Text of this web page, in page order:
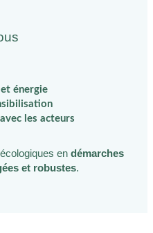
énergie
les acteurs
en démarches
et robustes.